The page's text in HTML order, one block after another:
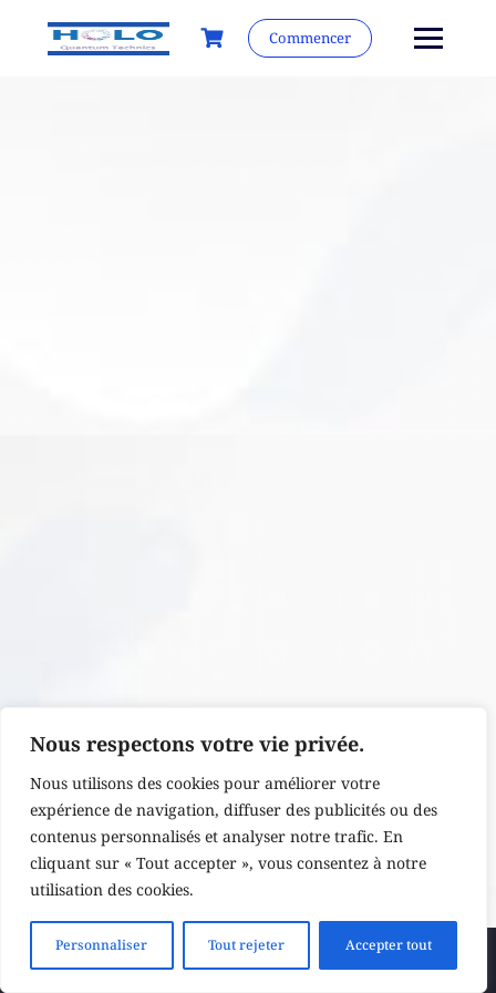
Nous respectons votre vie privée.
Nous utilisons des cookies pour améliorer votre
expérience de navigation, diffuser des publicités ou des
contenus personnalisés et analyser notre trafic. En
cliquant sur « Tout accepter », vous consentez à notre
utilisation des cookies.
Personnaliser Tout rejeter Accepter tout
Commencer
Soumettre un thème
Newsletter
Politique de confidentialité
Conditions générales de vente
Politique en matière de remboursements